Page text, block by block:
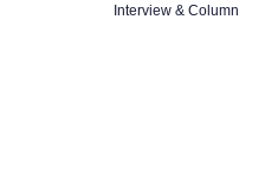
Interview & Column